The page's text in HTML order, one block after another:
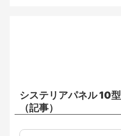
システリアパネル 10
（記事）